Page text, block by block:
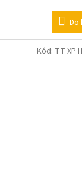
Do
Kód: TT XP